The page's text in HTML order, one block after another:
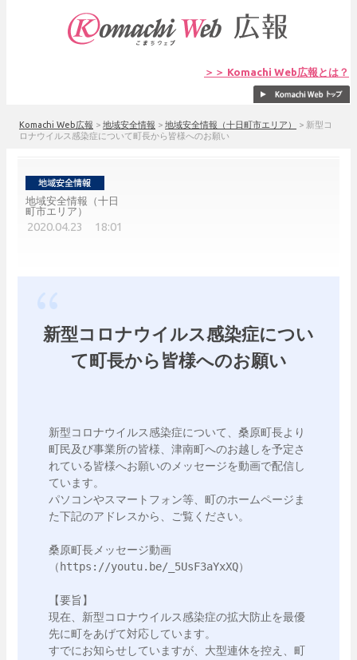
＞＞ Komachi Web広報とは？
Komachi Web広報 > 地域安全情報 > 地域安全情報（十日町市エリア） > 新型コ
ロナウイルス感染症について町長から皆様へのお願い
地域安全情報（十日
町市エリア）
2020.04.23 18:01
新型コロナウイルス感染症につい
て町長から皆様へのお願い
新型コロナウイルス感染症について、桑原町長より
町民及び事業所の皆様、津南町へのお越しを予定さ
れている皆様へお願いのメッセージを動画で配信し
ています。
パソコンやスマートフォン等、町のホームページま
た下記のアドレスから、ご覧ください。
桑原町長メッセージ動画
（https://youtu.be/_5UsF3aYxXQ）
【要旨】
現在、新型コロナウイルス感染症の拡大防止を最優
先に町をあげて対応しています。
すでにお知らせしていますが、大型連休を控え、町